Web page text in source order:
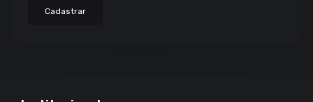
Cadastrar